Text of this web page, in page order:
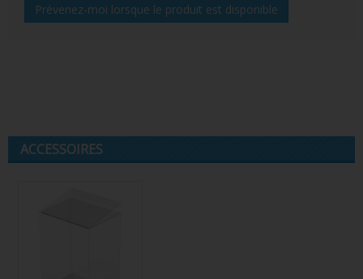
Prévenez-moi lorsque le produit est disponible
ACCESSOIRES